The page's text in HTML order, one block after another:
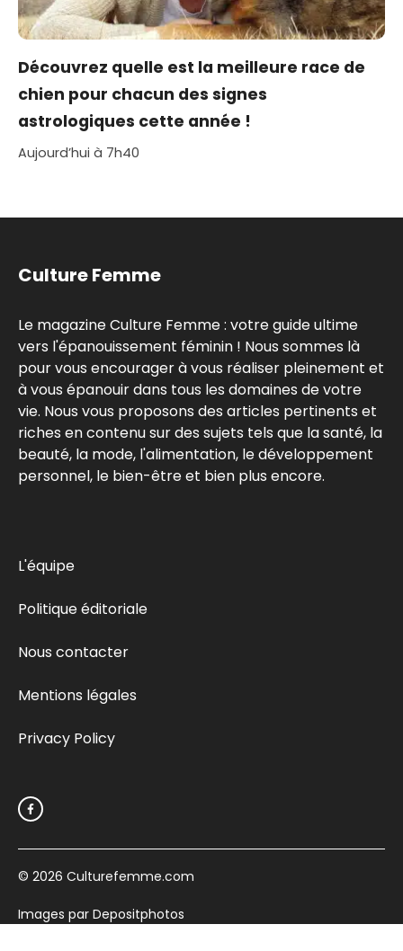
Découvrez quelle est la meilleure race de
chien pour chacun des signes
astrologiques cette année !
Aujourd’hui à 7h40
Culture Femme
Le magazine Culture Femme : votre guide ultime
vers l'épanouissement féminin ! Nous sommes là
pour vous encourager à vous réaliser pleinement et
à vous épanouir dans tous les domaines de votre
vie. Nous vous proposons des articles pertinents et
riches en contenu sur des sujets tels que la santé, la
beauté, la mode, l'alimentation, le développement
personnel, le bien-être et bien plus encore.
L'équipe
Politique éditoriale
Nous contacter
Mentions légales
Privacy Policy
© 2026 Culturefemme.com
Images par Depositphotos